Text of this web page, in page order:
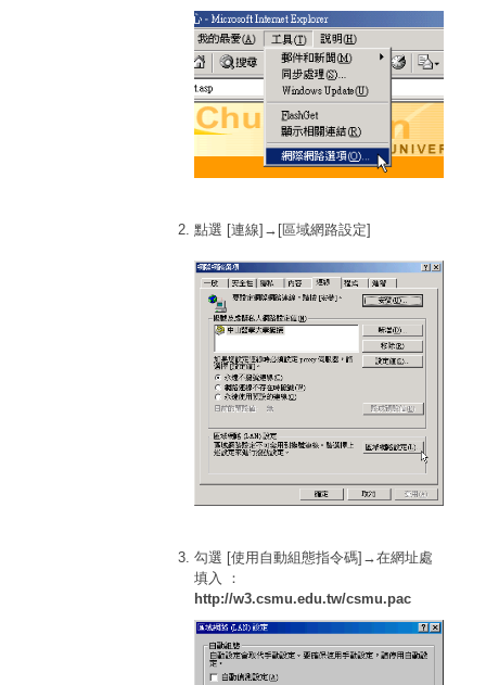
點選 [連線]→[區域網路設定]
勾選 [使用自動組態指令碼]→在網址處
填入 ：
http://w3.csmu.edu.tw/csmu.pac